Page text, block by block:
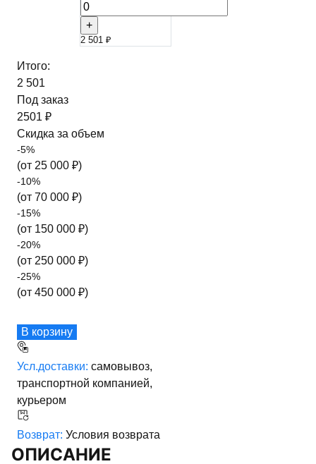
+
2 501 ₽
Итого:
2 501
Под заказ
2501 ₽
Скидка за объем
-5%
(от 25 000 ₽)
-10%
(от 70 000 ₽)
-15%
(от 150 000 ₽)
-20%
(от 250 000 ₽)
-25%
(от 450 000 ₽)
В корзину
Усл.доставки: самовывоз,
транспортной компанией,
курьером
Возврат: Условия возврата
ОПИСАНИЕ